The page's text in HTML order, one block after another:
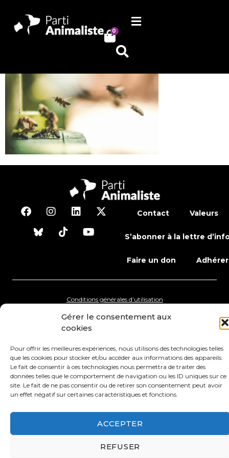
Gérer le consentement aux
cookies
Pour offrir les meilleures expériences, nous utilisons des technologies telles
que les cookies pour stocker et/ou accéder aux informations des appareils.
Le fait de consentir à ces technologies nous permettra de traiter des
données telles que le comportement de navigation ou les ID uniques sur ce
site. Le fait de ne pas consentir ou de retirer son consentement peut avoir
un effet négatif sur certaines caractéristiques et fonctions.
ACCEPTER
REFUSER
0
Contact Valeurs
S’abonner à la lettre
Faire un don Adhérer
Conditions générales d’utilisation